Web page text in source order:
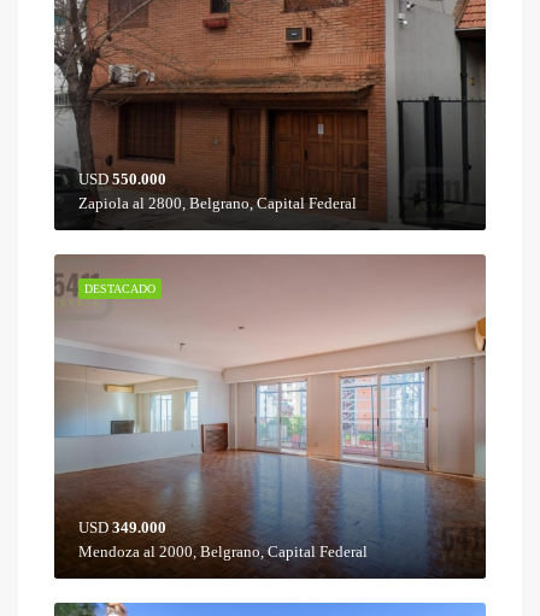
USD 550.000
Zapiola al 2800, Belgrano, Capital Federal
DESTACADO
USD349.000
Mendoza al 2000, Belgrano, Capital Federal